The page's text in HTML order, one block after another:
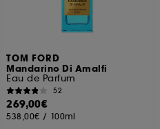
TOM FORD
Mandarino Di Amalfi
Eau de Parfum
52
269,00€
538,00€ / 100ml